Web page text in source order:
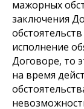
мажорных
заключения
исполнение
Договоре, то
на время